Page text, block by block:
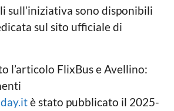
sull’iniziativa sono disponibili
sul sito ufficiale di
l’articolo FlixBus e Avellino:
è stato pubblicato il 2025-